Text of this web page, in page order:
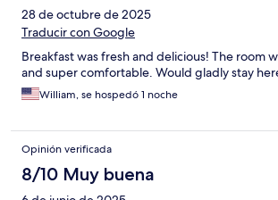
28 de octubre de 2025
Traducir con Google
Breakfast was fresh and delicious! The room
and super comfortable. Would gladly stay
William, se hospedó 1 noche
Opinión verificada
8/10 Muy buena